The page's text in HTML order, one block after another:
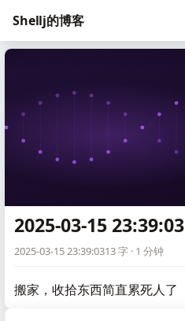
Shellj的博客
2025-03-15 23:39:03
2025-03-15 23:39:0313 字 · 1 分钟
搬家，收拾东西简直累死人了